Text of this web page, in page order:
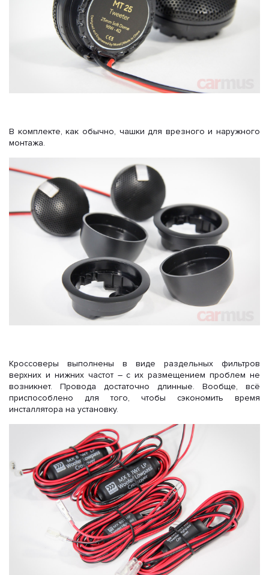
В комплекте, как обычно, чашки для врезного и наружного
монтажа.
Кроссоверы выполнены в виде раздельных фильтров
верхних и нижних частот – с их размещением проблем не
возникнет. Провода достаточно длинные. Вообще, всё
приспособлено для того, чтобы сэкономить время
инсталлятора на установку.